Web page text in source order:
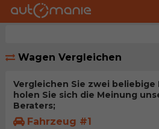
Wagen Vergleichen
Vergleichen Sie zwei beliebige
holen Sie sich die Meinung
Beraters;
Fahrzeug #1